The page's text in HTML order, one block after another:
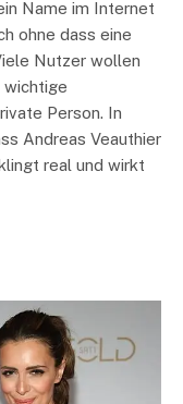
Name im Internet
ohne dass eine
Nutzer wollen
wichtige
Person. In
Andreas Veauthier
real und wirkt